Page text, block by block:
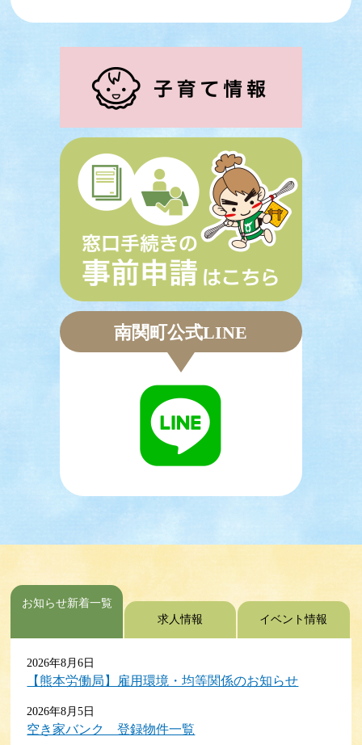
南関町公式LINE
お知らせ新着一覧
求人情報
イベント情報
2026年8月6日
【熊本労働局】雇用環境・均等関係のお知らせ
2026年8月5日
空き家バンク 登録物件一覧